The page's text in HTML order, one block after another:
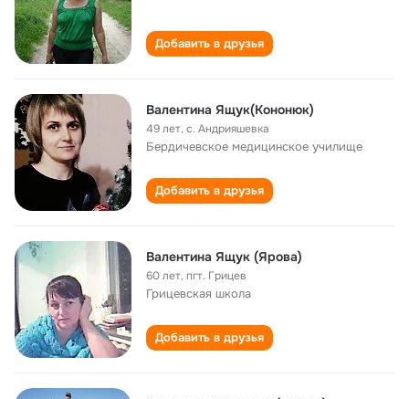
Добавить в друзья
Валентина Ящук(Кононюк)
49 лет,с. Андрияшевка
Бердичевское медицинское училище
Добавить в друзья
Валентина Ящук (Ярова)
60 лет,пгт. Грицев
Грицевская школа
Добавить в друзья